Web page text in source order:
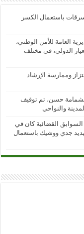
باستعمال الكسر
العامة للأمن الوطني،
الدولي، في مختلف
وممارسة الإرشاد
بشمامة حسن، تم توقيف
والنواحي
القضائية كان في
جدي ووشيك باستعمال